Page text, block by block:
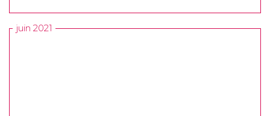
juin 2021